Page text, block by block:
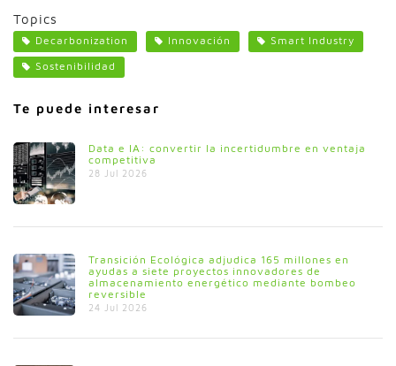
Topics
Decarbonization Innovación
Smart Industry
Sostenibilidad
Te puede interesar
Data e IA: convertir la incertidumbre en ventaja
competitiva
28 Jul 2026
Transición Ecológica adjudica 165 millones en
ayudas a siete proyectos innovadores de
almacenamiento energético mediante bombeo
reversible
24 Jul 2026